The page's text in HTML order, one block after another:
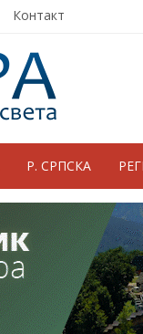
Контакт
Р. СРПСКА